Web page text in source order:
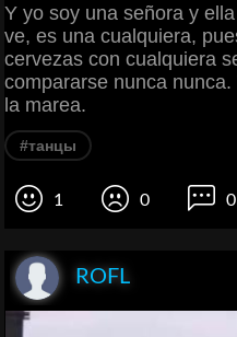
Y yo soy una señora y
ve, es una cualquiera,
cervezas con cualquiera
compararse nunca
la marea.
#танцы
1 0 0
ROFL